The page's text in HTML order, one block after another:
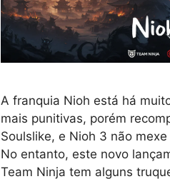
A franquia Nioh está há
mais punitivas, porém
Soulslike, e Nioh 3 não
No entanto, este novo
Team Ninja tem alguns